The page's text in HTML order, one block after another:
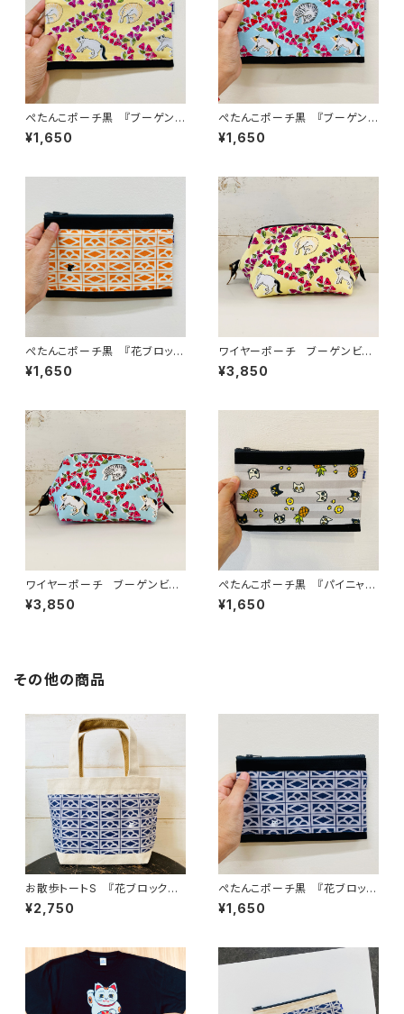
ぺたんこポーチ黒 『ブーゲンビ
リアと猫（黄色）』
¥1,650
ぺたんこポーチ黒 『ブーゲンビ
リアと猫（水色）』
¥1,650
ぺたんこポーチ黒 『花ブロック
と猫（夕焼け）』
¥1,650
ワイヤーポーチ ブーゲンビリ
アと猫(茶トラ猫さん&ブチ猫さ
ん)
¥3,850
ワイヤーポーチ ブーゲンビリ
アと猫(サバトラ猫さん&ミケ猫さ
ん)
¥3,850
ぺたんこポーチ黒 『パイニャッ
プル（グレー）』
¥1,650
その他の商品
お散歩トートS 『花ブロックと
猫（夜）』
¥2,750
ぺたんこポーチ黒 『花ブロック
と猫（夜）』
¥1,650